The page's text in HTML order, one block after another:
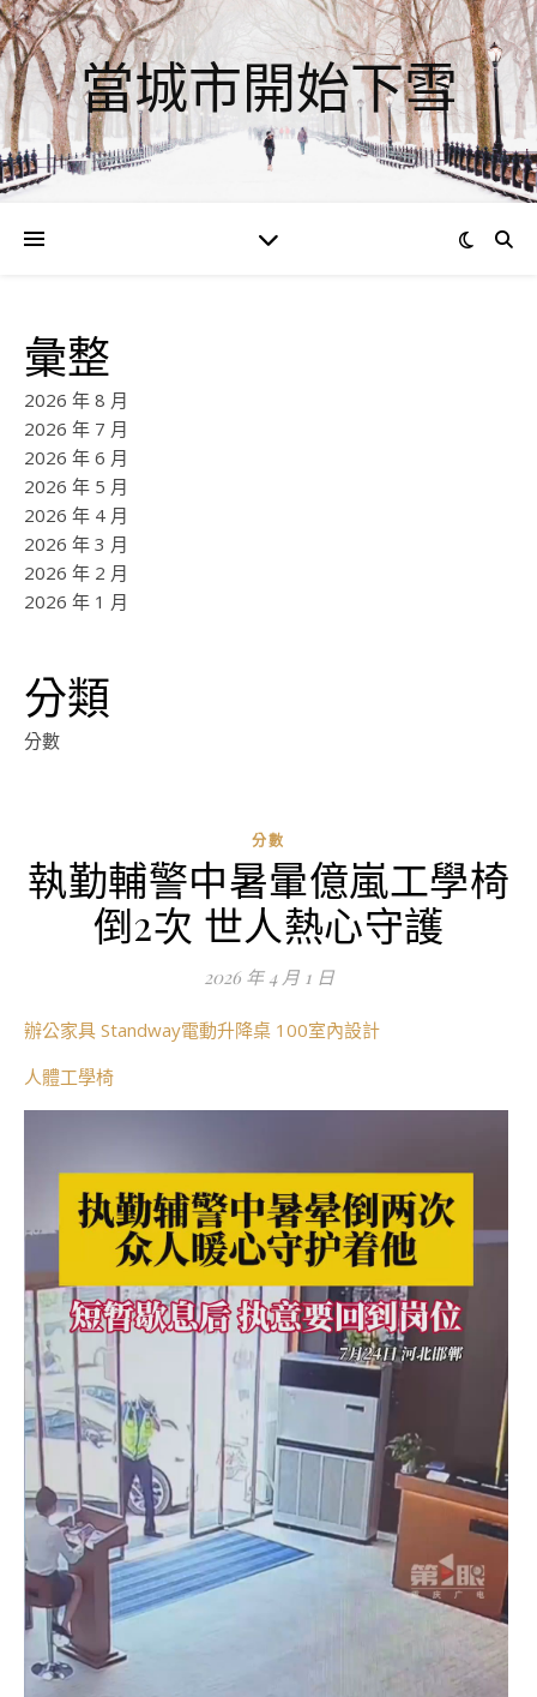
當城市開始下雪
彙整
2026 年 8 月
2026 年 7 月
2026 年 6 月
2026 年 5 月
2026 年 4 月
2026 年 3 月
2026 年 2 月
2026 年 1 月
分類
分數
分數
執勤輔警中暑暈億嵐工學椅
倒2次 世人熱心守護
2026 年 4 月 1 日
辦公家具 Standway電動升降桌 100室內設計
人體工學椅